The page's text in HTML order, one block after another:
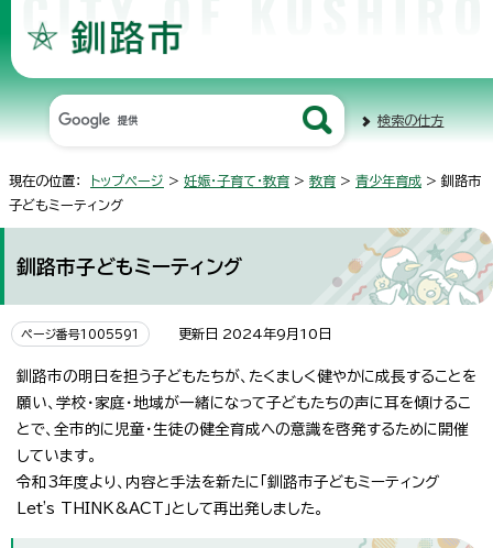
検索の仕方
現在の位置： トップページ > 妊娠・子育て・教育 > 教育 > 青少年育成 > 釧路市
子どもミーティング
釧路市子どもミーティング
ページ番号1005591 更新日 2024年9月10日
釧路市の明日を担う子どもたちが、たくましく健やかに成長することを
願い、学校・家庭・地域が一緒になって子どもたちの声に耳を傾けるこ
とで、全市的に児童・生徒の健全育成への意識を啓発するために開催
しています。
令和3年度より、内容と手法を新たに「釧路市子どもミーティング
Let's THINK&ACT 」として再出発しました。